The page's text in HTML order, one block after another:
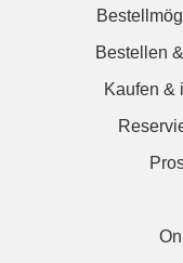
Bestellen
Kaufen &